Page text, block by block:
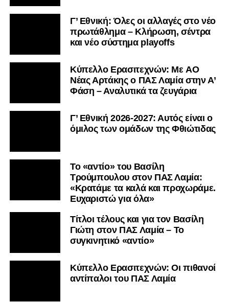
Γ’ Εθνική: Όλες οι αλλαγές στο νέο
πρωτάθλημα – Κλήρωση, σέντρα
και νέο σύστημα playoffs
Kύπελλο Ερασιτεχνών: Με AO
Nέας Αρτάκης ο ΠΑΣ Λαμία στην Α’
Φάση – Αναλυτικά τα ζευγάρια
Γ’ Εθνική 2026-2027: Αυτός είναι ο
όμιλος των ομάδων της Φθιώτιδας
Το «αντίο» του Βασίλη
Τρούμπουλου στον ΠΑΣ Λαμία:
«Κρατάμε τα καλά και προχωράμε.
Ευχαριστώ για όλα»
Τίτλοι τέλους και για τον Βασίλη
Γιώτη στον ΠΑΣ Λαμία – Το
συγκινητικό «αντίο»
Κύπελλο Ερασιτεχνών: Οι πιθανοί
αντίπαλοι του ΠΑΣ Λαμία